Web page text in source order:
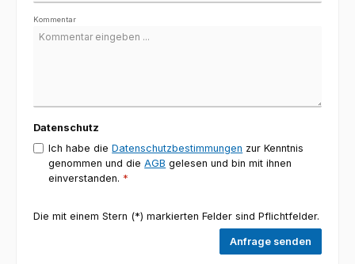
Kommentar
Datenschutz
Ich habe dieDatenschutzbestimmungen zur Kenntnis
genommen und dieAGB gelesen und bin mit ihnen
einverstanden. *
Die mit einem Stern (*) markierten Felder sind Pflichtfelder.
Anfrage senden